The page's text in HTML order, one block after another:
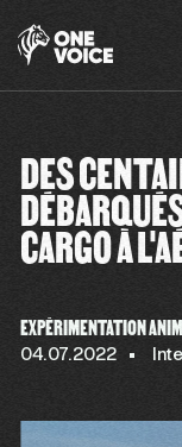
DES
CARGO À
EXPÉRIMENTATION
04.07.2022